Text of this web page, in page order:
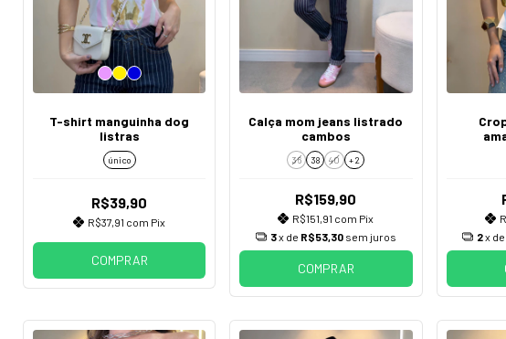
T-shirt manguinha dog
listras
único
R$39,90
R$37,91 com Pix
COMPRAR
Calça mom jeans listrado
cambos
36 38 40 + 2
R$159,90
R$151,91 com Pix
3x de R$53,30 sem juros
COMPRAR
2x de